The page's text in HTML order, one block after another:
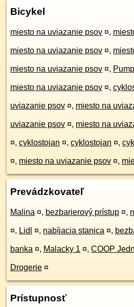
Bicykel
miesto na uviazanie psov ¤,
miesto na uviazanie psov ¤,
miesto na uviazanie psov ¤,
miesto na uviazanie psov ¤,
uviazanie psov ¤, miesto na
uviazanie psov ¤, miesto na
¤, cyklostojan ¤, cyklostojan ¤,
¤, miesto na uviazanie psov ¤,
Prevádzkovateľ
Malina ¤, bezbarierový prístup ¤,
¤, Lidl ¤, nabíjacia stanica ¤,
banka ¤, Malacky 1 ¤, COOP
Drogerie ¤
Prístupnosť